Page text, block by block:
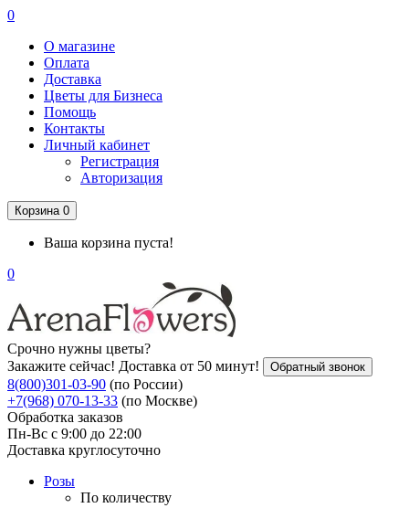
0
О магазине
Оплата
Доставка
Цветы для Бизнеса
Помощь
Контакты
Личный кабинет
Регистрация
Авторизация
Корзина 0
Ваша корзина пуста!
0
Срочно нужны цветы?
Закажите сейчас! Доставка от 50 минут!
Обратный звонок
8(800)301-03-90 (по России)
+7(968) 070-13-33 (по Москве)
Обработка заказов
Пн-Вс с 9:00 до 22:00
Доставка круглосуточно
Розы
По количеству